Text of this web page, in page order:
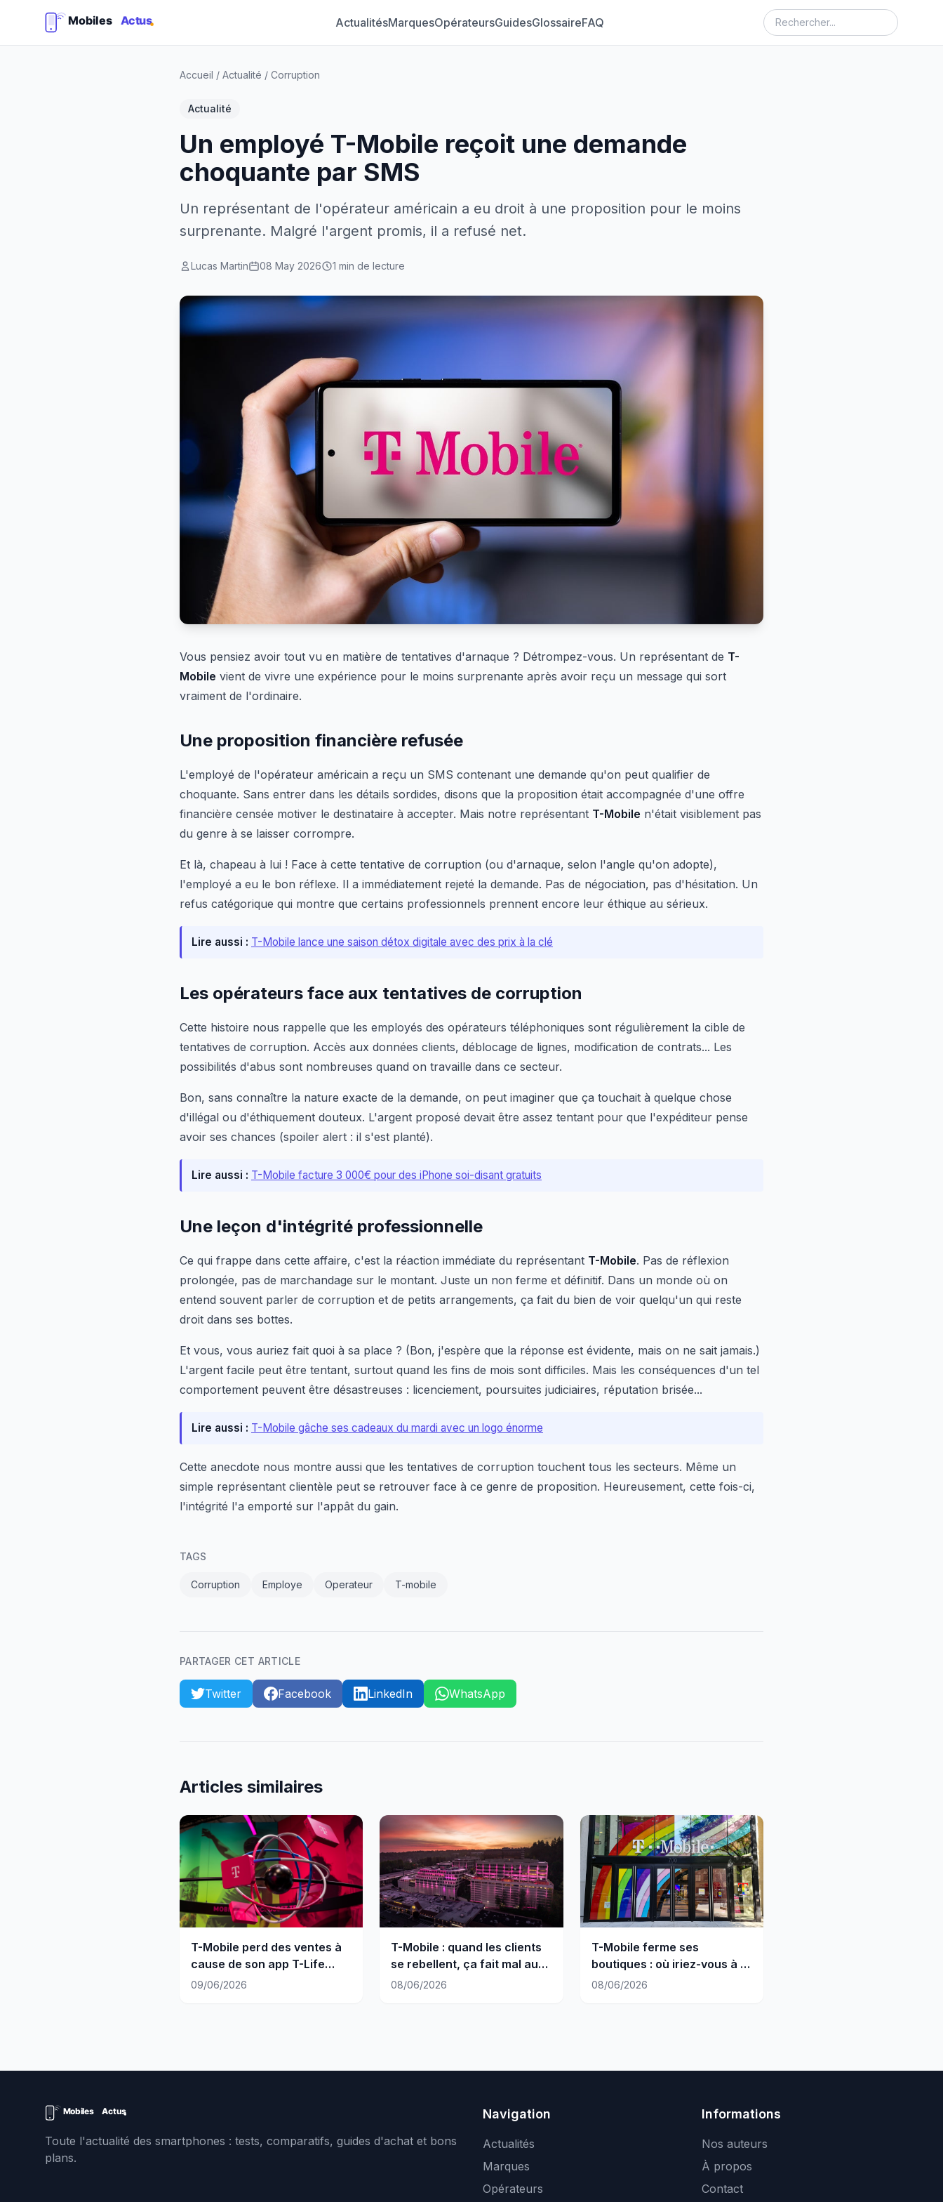
ActualitésMarquesOpérateursGuidesGlossaireFAQ
Accueil / Actualité / Corruption
Actualité
Un employé T-Mobile reçoit une demande
choquante par SMS
Un représentant de l'opérateur américain a eu droit à une proposition pour le moins
surprenante. Malgré l'argent promis, il a refusé net.
Lucas Martin 08 May 2026 1 min de lecture
Vous pensiez avoir tout vu en matière de tentatives d'arnaque ? Détrompez-vous. Un représentant de T-
Mobile vient de vivre une expérience pour le moins surprenante après avoir reçu un message qui sort
vraiment de l'ordinaire.
Une proposition financière refusée
L'employé de l'opérateur américain a reçu un SMS contenant une demande qu'on peut qualifier de
choquante. Sans entrer dans les détails sordides, disons que la proposition était accompagnée d'une offre
financière censée motiver le destinataire à accepter. Mais notre représentant T-Mobile n'était visiblement pas
du genre à se laisser corrompre.
Et là, chapeau à lui ! Face à cette tentative de corruption (ou d'arnaque, selon l'angle qu'on adopte),
l'employé a eu le bon réflexe. Il a immédiatement rejeté la demande. Pas de négociation, pas d'hésitation. Un
refus catégorique qui montre que certains professionnels prennent encore leur éthique au sérieux.
Lire aussi : T-Mobile lance une saison détox digitale avec des prix à la clé
Les opérateurs face aux tentatives de corruption
Cette histoire nous rappelle que les employés des opérateurs téléphoniques sont régulièrement la cible de
tentatives de corruption. Accès aux données clients, déblocage de lignes, modification de contrats... Les
possibilités d'abus sont nombreuses quand on travaille dans ce secteur.
Bon, sans connaître la nature exacte de la demande, on peut imaginer que ça touchait à quelque chose
d'illégal ou d'éthiquement douteux. L'argent proposé devait être assez tentant pour que l'expéditeur pense
avoir ses chances (spoiler alert : il s'est planté).
Lire aussi : T-Mobile facture 3 000€ pour des iPhone soi-disant gratuits
Une leçon d'intégrité professionnelle
Ce qui frappe dans cette affaire, c'est la réaction immédiate du représentant T-Mobile. Pas de réflexion
prolongée, pas de marchandage sur le montant. Juste un non ferme et définitif. Dans un monde où on
entend souvent parler de corruption et de petits arrangements, ça fait du bien de voir quelqu'un qui reste
droit dans ses bottes.
Et vous, vous auriez fait quoi à sa place ? (Bon, j'espère que la réponse est évidente, mais on ne sait jamais.)
L'argent facile peut être tentant, surtout quand les fins de mois sont difficiles. Mais les conséquences d'un tel
comportement peuvent être désastreuses : licenciement, poursuites judiciaires, réputation brisée...
Lire aussi : T-Mobile gâche ses cadeaux du mardi avec un logo énorme
Cette anecdote nous montre aussi que les tentatives de corruption touchent tous les secteurs. Même un
simple représentant clientèle peut se retrouver face à ce genre de proposition. Heureusement, cette fois-ci,
l'intégrité l'a emporté sur l'appât du gain.
TAGS
Corruption Employe Operateur T-mobile
PARTAGER CET ARTICLE
Twitter Facebook LinkedIn WhatsApp
Articles similaires
T-Mobile perd des ventes à
cause de son app T-Life
défaillante
09/06/2026
T-Mobile : quand les clients
se rebellent, ça fait mal au
portefeuille
08/06/2026
T-Mobile ferme ses
boutiques : où iriez-vous à la
place ?
08/06/2026
Toute l'actualité des smartphones : tests, comparatifs, guides d'achat et bons
plans.
Navigation
Actualités
Marques
Opérateurs
Informations
Nos auteurs
À propos
Contact